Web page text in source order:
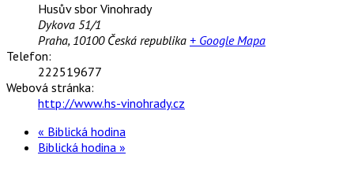
Husův sbor Vinohrady
Dykova 51/1
Praha, 10100 Česká republika + Google Mapa
Telefon:
222519677
Webová stránka:
http://www.hs-vinohrady.cz
« Biblická hodina
Biblická hodina »